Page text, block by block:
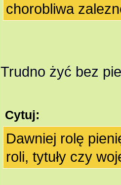
chorobliwa
Trudno żyć bez
Cytuj:
Dawniej rolę
roli, tytuły czy